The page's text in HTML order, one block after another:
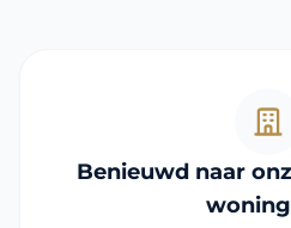
Benieuwd naar